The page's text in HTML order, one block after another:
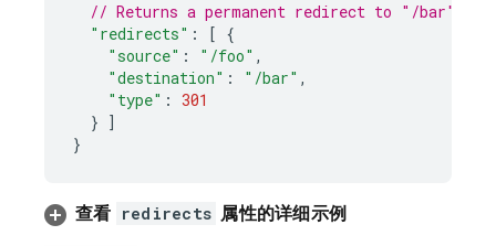
// Returns a permanent redirect to "/bar"
"redirects" : [ {
"source" : "/foo" ,
"destination" : "/bar" ,
"type" : 301
} ]
}
查看 redirects 属性的详细示例